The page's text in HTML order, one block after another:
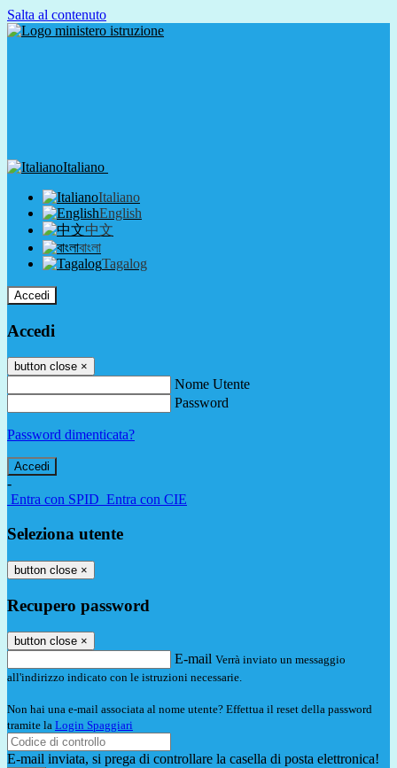
Salta al contenuto
Italiano
Italiano
English
中文
বাংলা
Tagalog
Accedi
Accedi
button close ×
Nome Utente
Password
Password dimenticata?
-
Entra con SPID Entra con CIE
Seleziona utente
button close ×
Recupero password
button close ×
E-mail Verrà inviato un messaggio
all'indirizzo indicato con le istruzioni necessarie.
Non hai una e-mail associata al nome utente? Effettua il reset della password
tramite la Login Spaggiari
E-mail inviata, si prega di controllare la casella di posta elettronica!